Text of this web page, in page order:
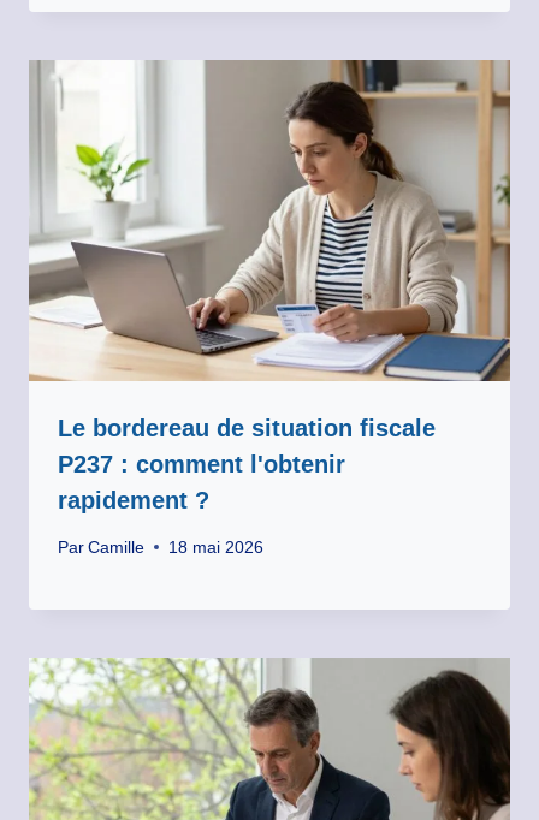
Le bordereau de situation fiscale
P237 : comment l'obtenir
rapidement ?
Par Camille 18 mai 2026